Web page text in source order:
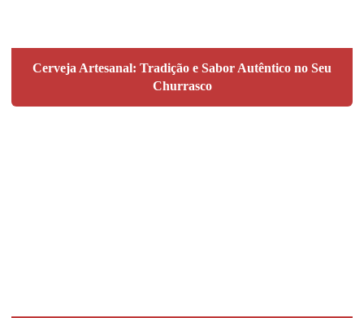
Cerveja Artesanal: Tradição e Sabor Autêntico no Seu
Churrasco